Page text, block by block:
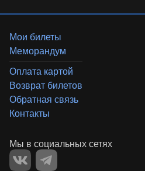
Мои билеты
Меморандум
Оплата картой
Возврат билетов
Обратная связь
Контакты